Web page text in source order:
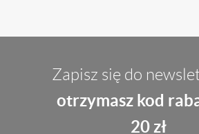
Zapisz się do
otrzymasz kod
20 zł